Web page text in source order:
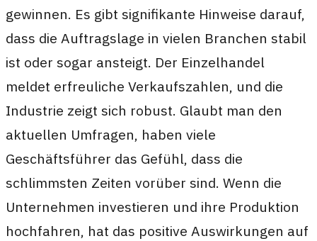
gewinnen. Es gibt signifikante Hinweise darauf,
dass die Auftragslage in vielen Branchen stabil
ist oder sogar ansteigt. Der Einzelhandel
meldet erfreuliche Verkaufszahlen, und die
Industrie zeigt sich robust. Glaubt man den
aktuellen Umfragen, haben viele
Geschäftsführer das Gefühl, dass die
schlimmsten Zeiten vorüber sind. Wenn die
Unternehmen investieren und ihre Produktion
hochfahren, hat das positive Auswirkungen auf